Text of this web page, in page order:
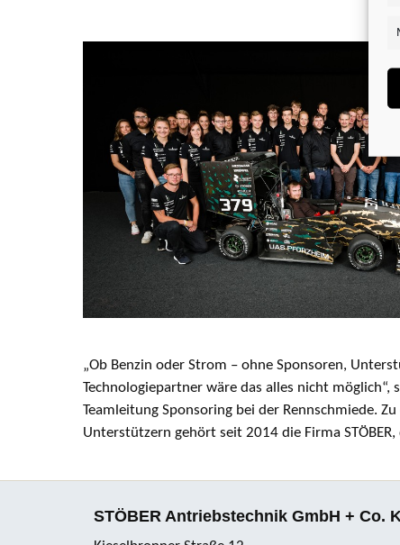
„Ob Benzin oder Strom – ohne Sponsoren,
Technologiepartner wäre das alles nicht möglich“,
Teamleitung Sponsoring bei der Rennschmiede.
Unterstützern gehört seit 2014 die Firma
STÖBER Antriebstechnik GmbH + Co.